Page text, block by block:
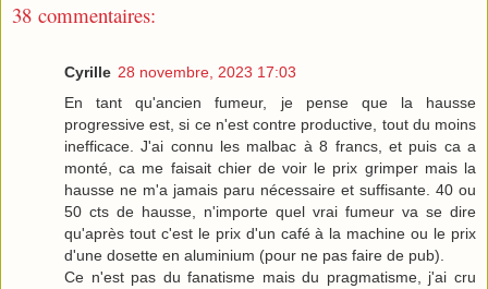
38 commentaires:
Cyrille 28 novembre, 2023 17:03
En tant qu'ancien fumeur, je pense que la hausse
progressive est, si ce n'est contre productive, tout du moins
inefficace. J'ai connu les malbac à 8 francs, et puis ca a
monté, ca me faisait chier de voir le prix grimper mais la
hausse ne m'a jamais paru nécessaire et suffisante. 40 ou
50 cts de hausse, n'importe quel vrai fumeur va se dire
qu'après tout c'est le prix d'un café à la machine ou le prix
d'une dosette en aluminium (pour ne pas faire de pub).
Ce n'est pas du fanatisme mais du pragmatisme, j'ai cru